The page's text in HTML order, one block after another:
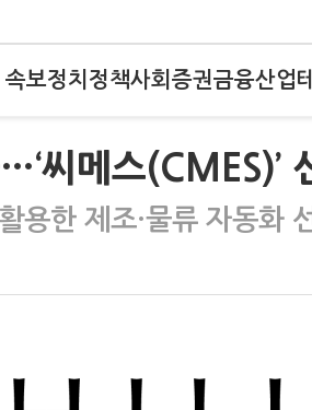
속보정치 정책사회 증권금융산업
씨메스(CMES)’
용한 제조·물류 자동화